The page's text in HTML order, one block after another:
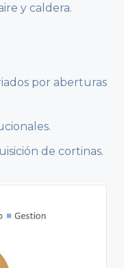
y caldera.
por aberturas
de cortinas.